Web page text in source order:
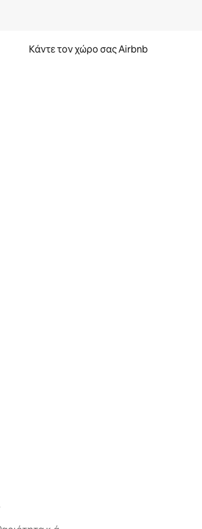
Κάντε τον χώρο σας Airbnb
με την αφή ή να τη σύρετε με τα δάχτυλα.